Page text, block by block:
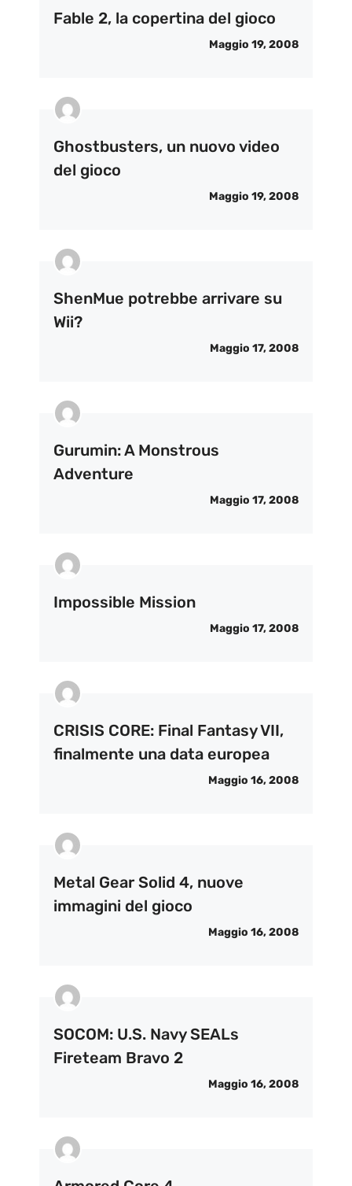
Fable 2, la copertina del gioco
Maggio 19, 2008
Ghostbusters, un nuovo video
del gioco
Maggio 19, 2008
ShenMue potrebbe arrivare su
Wii?
Maggio 17, 2008
Gurumin: A Monstrous
Adventure
Maggio 17, 2008
Impossible Mission
Maggio 17, 2008
CRISIS CORE: Final Fantasy VII,
finalmente una data europea
Maggio 16, 2008
Metal Gear Solid 4, nuove
immagini del gioco
Maggio 16, 2008
SOCOM: U.S. Navy SEALs
Fireteam Bravo 2
Maggio 16, 2008